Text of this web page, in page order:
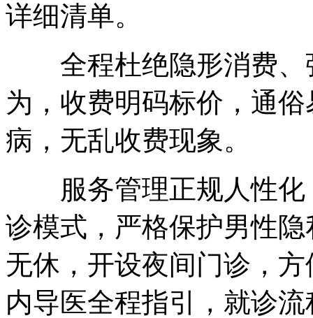
详细清单。
全程杜绝隐形消费、
为，收费明码标价，通
病，无乱收费现象。
服务管理正规人性化
诊模式，严格保护男性
无休，开设夜间门诊，
内导医全程指引，就诊